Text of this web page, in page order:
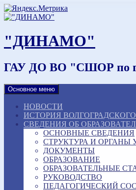
Наверх
"ДИНАМО"
ГАУ ДО ВО "СШОР по
Основное меню
НОВОСТИ
ИСТОРИЯ
СВЕДЕНИЯ ОБ
ОСНОВНЫЕ СВЕДЕНИЯ
СТРУКТУРА И ОРГАНЫ
ДОКУМЕНТЫ
ОБРАЗОВАНИЕ
ОБРАЗОВАТЕЛЬНЫЕ
РУКОВОДСТВО
ПЕДАГОГИЧЕСКИЙ